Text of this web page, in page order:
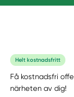
Helt kostnadsfritt
Få kostnadsfri
närheten av dig!